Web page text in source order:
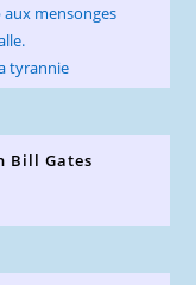
mensonges
tyrannie
Bill Gates